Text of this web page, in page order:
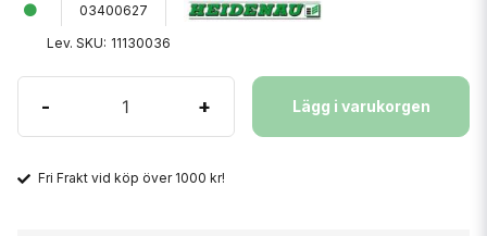
03400627
Lev. SKU: 11130036
- + Lägg i varukorgen
Fri Frakt vid köp över 1000 kr!